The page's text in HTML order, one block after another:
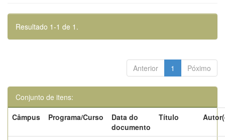
Resultado 1-1 de 1.
Anterior 1 Póximo
Conjunto de itens:
Câmpus
Programa/Curso
Data do
documento
Título